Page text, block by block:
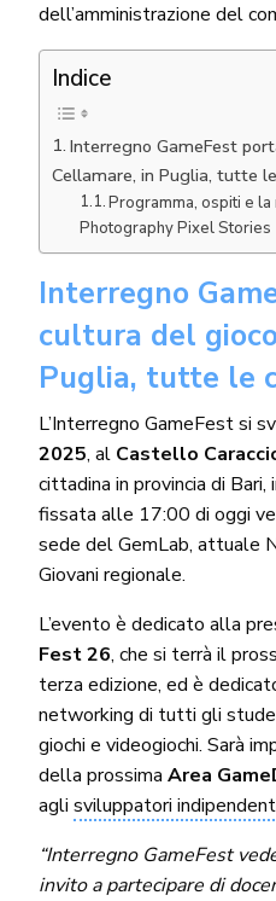
dell’amministrazione del
Indice
Interregno GameFest
Cellamare, in Puglia, tutte
Programma, ospiti e
Photography Pixel Stories
Interregno
cultura del
Puglia, tutte le
L’Interregno GameFest si
2025, al Castello
cittadina in provincia di Bari,
fissata alle 17:00 di oggi
sede del GemLab, attuale
Giovani regionale.
L’evento è dedicato alla
Fest 26, che si terrà il
terza edizione, ed è
networking di tutti gli
giochi e videogiochi. Sarà
della prossima Area
agli sviluppatori
“Interregno GameFest
invito a partecipare di